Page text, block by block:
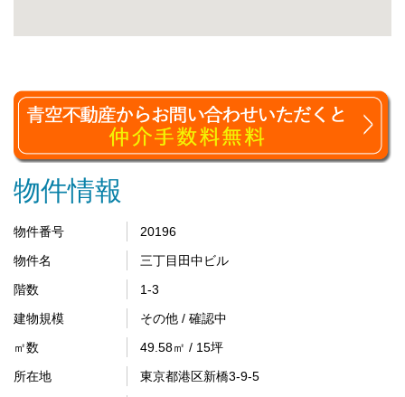
物件情報
物件番号
20196
物件名
三丁目田中ビル
階数
1-3
建物規模
その他 / 確認中
㎡数
49.58㎡ / 15坪
所在地
東京都港区新橋3-9-5